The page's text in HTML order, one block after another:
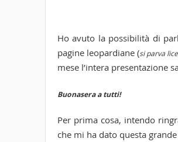
Ho avuto la possibilità di
pagine leopardiane (si parva
mese l’intera presentazione
Buonasera a tutti!
Per prima cosa, intendo
che mi ha dato questa